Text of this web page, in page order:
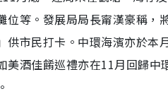
等。發展局局長甯漢豪稱，
市民打卡。中環海濱亦於本
酒佳餚巡禮亦在11月回歸中